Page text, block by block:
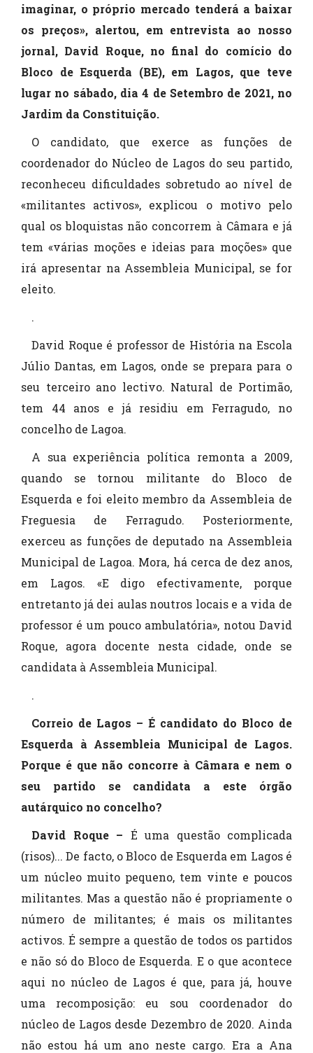
imaginar, o próprio mercado tenderá a baixar
os preços», alertou, em entrevista ao nosso
jornal, David Roque, no final do comício do
Bloco de Esquerda (BE), em Lagos, que teve
lugar no sábado, dia 4 de Setembro de 2021, no
Jardim da Constituição.
O candidato, que exerce as funções de
coordenador do Núcleo de Lagos do seu partido,
reconheceu dificuldades sobretudo ao nível de
«militantes activos», explicou o motivo pelo
qual os bloquistas não concorrem à Câmara e já
tem «várias moções e ideias para moções» que
irá apresentar na Assembleia Municipal, se for
eleito.
.
David Roque é professor de História na Escola
Júlio Dantas, em Lagos, onde se prepara para o
seu terceiro ano lectivo. Natural de Portimão,
tem 44 anos e já residiu em Ferragudo, no
concelho de Lagoa.
A sua experiência política remonta a 2009,
quando se tornou militante do Bloco de
Esquerda e foi eleito membro da Assembleia de
Freguesia de Ferragudo. Posteriormente,
exerceu as funções de deputado na Assembleia
Municipal de Lagoa. Mora, há cerca de dez anos,
em Lagos. «E digo efectivamente, porque
entretanto já dei aulas noutros locais e a vida de
professor é um pouco ambulatória», notou David
Roque, agora docente nesta cidade, onde se
candidata à Assembleia Municipal.
.
Correio de Lagos – É candidato do Bloco de
Esquerda à Assembleia Municipal de Lagos.
Porque é que não concorre à Câmara e nem o
seu partido se candidata a este órgão
autárquico no concelho?
David Roque – É uma questão complicada
(risos)... De facto, o Bloco de Esquerda em Lagos é
um núcleo muito pequeno, tem vinte e poucos
militantes. Mas a questão não é propriamente o
número de militantes; é mais os militantes
activos. É sempre a questão de todos os partidos
e não só do Bloco de Esquerda. E o que acontece
aqui no núcleo de Lagos é que, para já, houve
uma recomposição: eu sou coordenador do
núcleo de Lagos desde Dezembro de 2020. Ainda
não estou há um ano neste cargo. Era a Ana